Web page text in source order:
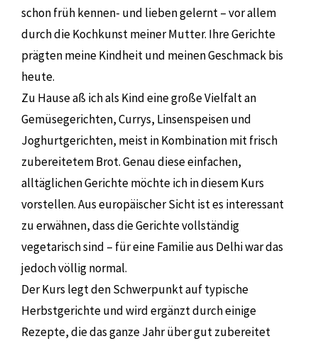
schon früh kennen- und lieben gelernt – vor allem
durch die Kochkunst meiner Mutter. Ihre Gerichte
prägten meine Kindheit und meinen Geschmack bis
heute.
Zu Hause aß ich als Kind eine große Vielfalt an
Gemüsegerichten, Currys, Linsenspeisen und
Joghurtgerichten, meist in Kombination mit frisch
zubereitetem Brot. Genau diese einfachen,
alltäglichen Gerichte möchte ich in diesem Kurs
vorstellen. Aus europäischer Sicht ist es interessant
zu erwähnen, dass die Gerichte vollständig
vegetarisch sind – für eine Familie aus Delhi war das
jedoch völlig normal.
Der Kurs legt den Schwerpunkt auf typische
Herbstgerichte und wird ergänzt durch einige
Rezepte, die das ganze Jahr über gut zubereitet